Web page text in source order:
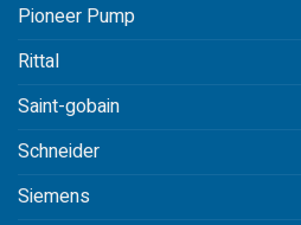
Pioneer Pump
Rittal
Saint-gobain
Schneider
Siemens